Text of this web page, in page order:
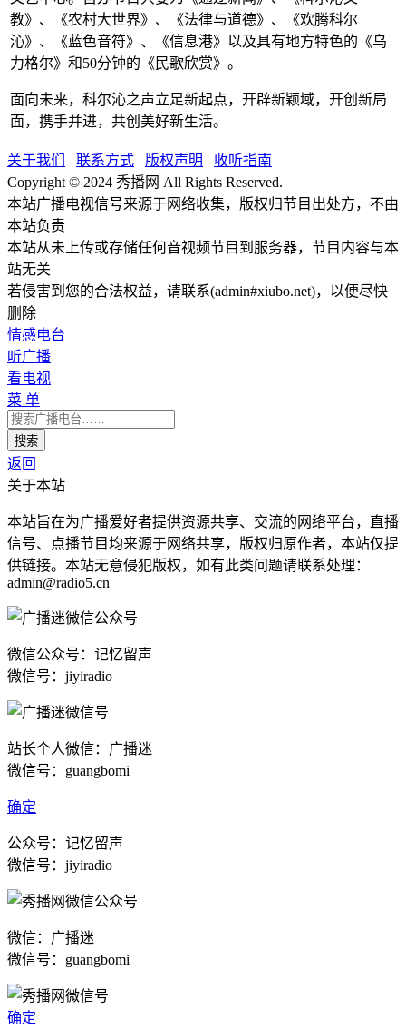
教》、《农村大世界》、《法律与道德》、《欢腾科尔
沁》、《蓝色音符》、《信息港》以及具有地方特色的《乌
力格尔》和50分钟的《民歌欣赏》。
面向未来，科尔沁之声立足新起点，开辟新颖域，开创新局
面，携手并进，共创美好新生活。
关于我们 联系方式 版权声明
收听指南
Copyright © 2024 秀播网 All Rights Reserved.
本站广播电视信号来源于网络收集，版权归节目出处方，不由
本站负责
本站从未上传或存储任何音视频节目到服务器，节目内容与本
站无关
若侵害到您的合法权益，请联系(admin#xiubo.net)，以便尽快
删除
情感电台
听广播
看电视
菜 单
返回
关于本站
本站旨在为广播爱好者提供资源共享、交流的网络平台，直播
信号、点播节目均来源于网络共享，版权归原作者，本站仅提
供链接。本站无意侵犯版权，如有此类问题请联系处理：
admin@radio5.cn
微信公众号：记忆留声
微信号：jiyiradio
站长个人微信：广播迷
微信号：guangbomi
确定
公众号：记忆留声
微信号：jiyiradio
微信：广播迷
微信号：guangbomi
确定